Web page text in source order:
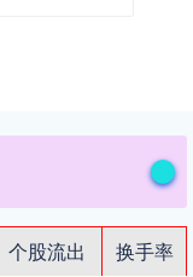
个股流出
换手率